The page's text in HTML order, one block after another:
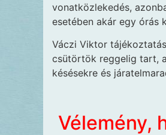
vonatközlekedés,
esetében akár egy órás
Váczi Viktor
csütörtök reggelig tart,
késésekre és
Vélemény,